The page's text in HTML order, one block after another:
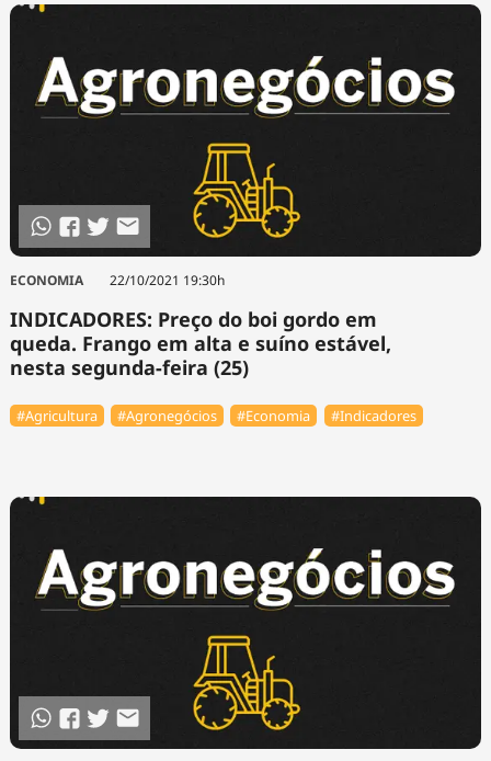
ECONOMIA 22/10/2021 19:30h
INDICADORES: Preço do boi gordo em
queda. Frango em alta e suíno estável,
nesta segunda-feira (25)
#Agricultura #Agronegócios #Economia #Indicadores